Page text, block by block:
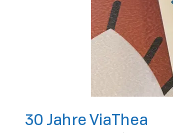
30 Jahre ViaThea